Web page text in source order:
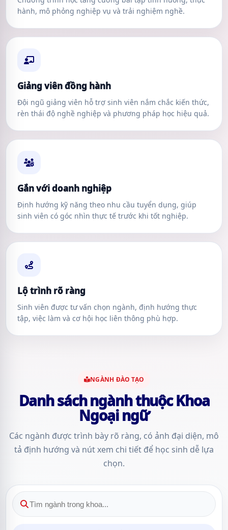
hành, mô phỏng nghiệp vụ và trải nghiệm nghề.
Giảng viên đồng hành
Đội ngũ giảng viên hỗ trợ sinh viên nắm chắc kiến thức,
rèn thái độ nghề nghiệp và phương pháp học hiệu quả.
Gắn với doanh nghiệp
Định hướng kỹ năng theo nhu cầu tuyển dụng, giúp
sinh viên có góc nhìn thực tế trước khi tốt nghiệp.
Lộ trình rõ ràng
Sinh viên được tư vấn chọn ngành, định hướng thực
tập, việc làm và cơ hội học liên thông phù hợp.
NGÀNH ĐÀO TẠO
Danh sách ngành thuộc Khoa
Ngoại ngữ
Các ngành được trình bày rõ ràng, có ảnh đại diện, mô
tả định hướng và nút xem chi tiết để học sinh dễ lựa
chọn.